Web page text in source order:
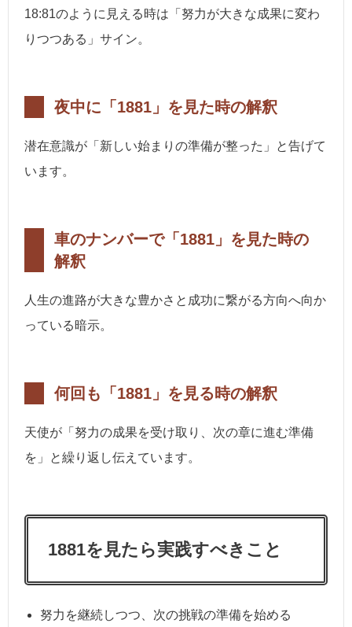
18:81のように見える時は「努力が大きな成果に変わ
りつつある」サイン。
夜中に「1881」を見た時の解釈
潜在意識が「新しい始まりの準備が整った」と告げて
います。
車のナンバーで「1881」を見た時の
解釈
人生の進路が大きな豊かさと成功に繋がる方向へ向か
っている暗示。
何回も「1881」を見る時の解釈
天使が「努力の成果を受け取り、次の章に進む準備
を」と繰り返し伝えています。
1881を見たら実践すべきこと
努力を継続しつつ、次の挑戦の準備を始める